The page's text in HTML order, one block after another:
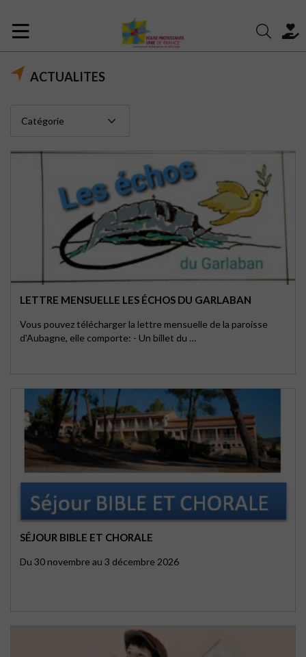
ACTUALITES
LETTRE MENSUELLE LES ÉCHOS DU GARLABAN
Vous pouvez télécharger la lettre mensuelle de la paroisse
d'Aubagne, elle comporte: - Un billet du …
SÉJOUR BIBLE ET CHORALE
Du 30 novembre au 3 décembre 2026